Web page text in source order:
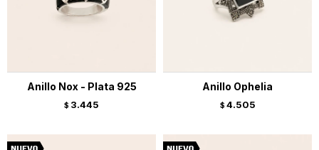
Anillo Nox - Plata 925
$ 3.445
Anillo Ophelia
$ 4.505